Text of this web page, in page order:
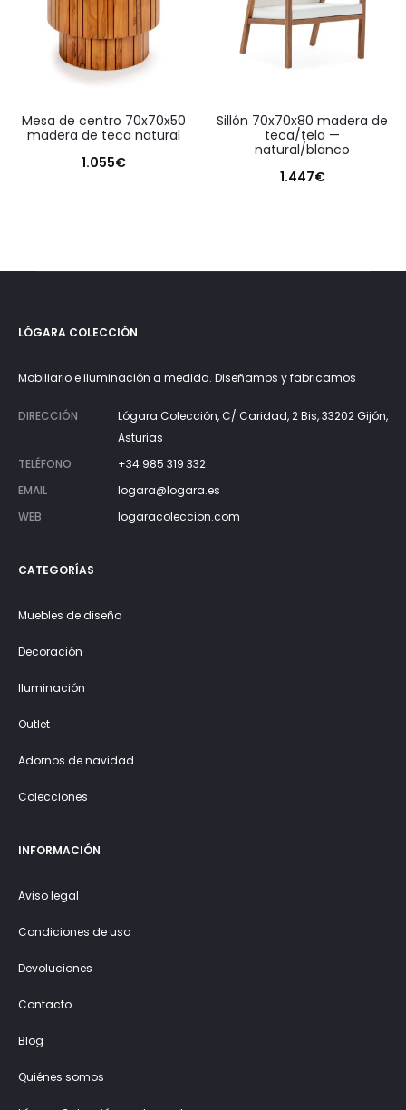
mesa de centro 70x70x50
madera de teca natural
1.055€
sillón 70x70x80 madera de
teca/tela —
natural/blanco
1.447€
LÓGARA COLECCIÓN
Mobiliario e iluminación a medida. Diseñamos y fabricamos
DIRECCIÓN
Lógara Colección, C/ Caridad, 2 Bis, 33202 Gijón,
Asturias
TELÉFONO
+34 985 319 332
EMAIL
logara@logara.es
WEB
logaracoleccion.com
CATEGORÍAS
Muebles de diseño
Decoración
Iluminación
Outlet
Adornos de navidad
Colecciones
INFORMACIÓN
Aviso legal
Condiciones de uso
Devoluciones
Contacto
Blog
Quiénes somos